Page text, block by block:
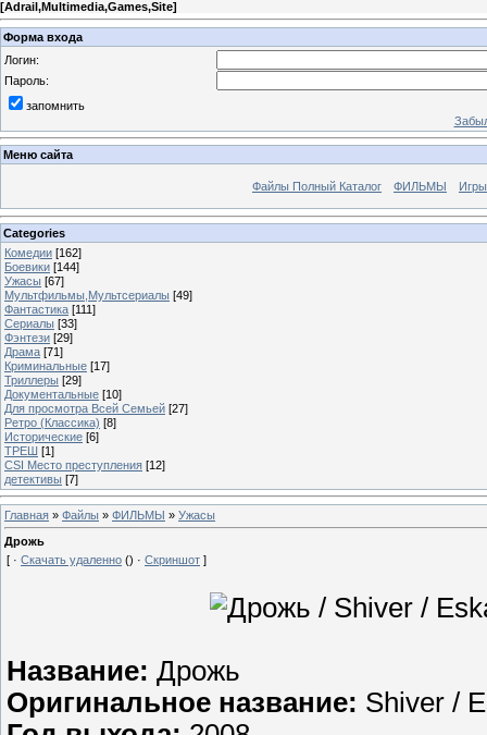
[Adrail,Multimedia,Games,Site]
Форма входа
Логин:
Пароль:
запомнить
Меню сайта
Файлы Полный Каталог ФИЛЬМЫ
Categories
Комедии [162]
Боевики [144]
Ужасы [67]
Мультфильмы,Мультсериалы [49]
Фантастика [111]
Сериалы [33]
Фэнтези [29]
Драма [71]
Криминальные [17]
Триллеры [29]
Документальные [10]
Для просмотра Всей Семьей [27]
Ретро (Классика) [8]
Исторические [6]
ТРЕШ [1]
CSI Место преступления [12]
детективы [7]
Главная » Файлы » ФИЛЬМЫ » Ужасы
Дрожь
[ · Скачать удаленно () · Скриншот ]
Название: Дрожь
Оригинальное название: Shiver /